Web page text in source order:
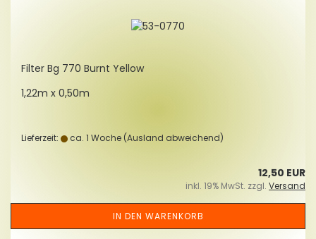
Fil­ter Bg 770 Burnt Yellow
1,22m x 0,50m
Lieferzeit: ca. 1 Woche (Ausland abweichend)
12,50 EUR
inkl. 19% MwSt. zzgl. Versand
IN DEN WARENKORB